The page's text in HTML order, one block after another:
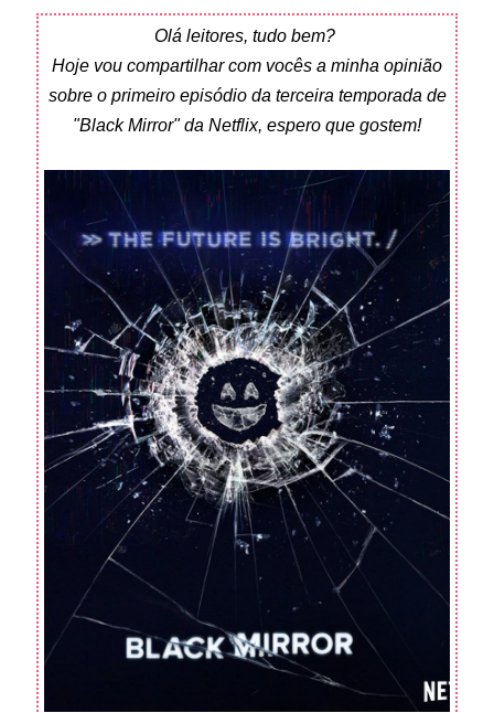
Olá leitores, tudo bem?
Hoje vou compartilhar com vocês a minha opinião
sobre o primeiro episódio da terceira temporada de
"Black Mirror" da Netflix, espero que gostem!